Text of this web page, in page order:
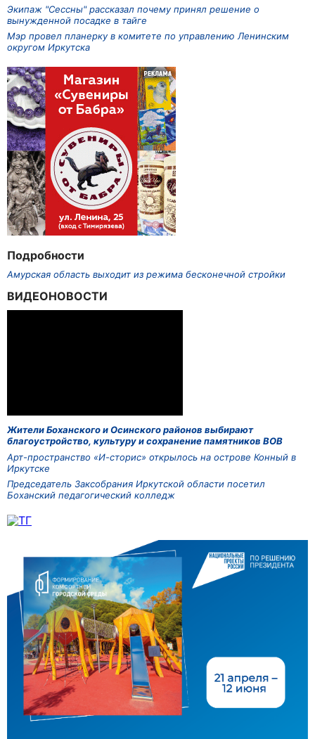
Экипаж "Сессны" рассказал почему принял решение о
вынужденной посадке в тайге
Мэр провел планерку в комитете по управлению Ленинским
округом Иркутска
Подробности
Амурская область выходит из режима бесконечной стройки
ВИДЕОНОВОСТИ
Жители Боханского и Осинского районов выбирают
благоустройство, культуру и сохранение памятников ВОВ
Арт-пространство «И-сторис» открылось на острове Конный в
Иркутске
Председатель Заксобрания Иркутской области посетил
Боханский педагогический колледж